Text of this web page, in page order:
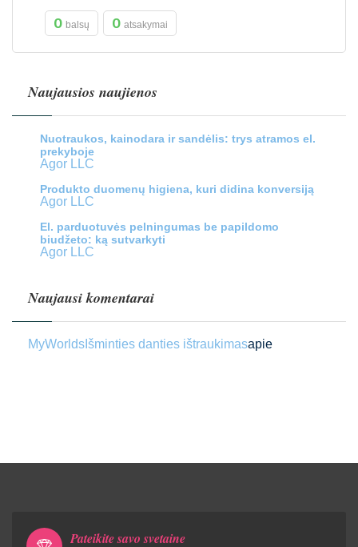
0 balsų 0 atsakymai
Naujausios naujienos
Nuotraukos, kainodara ir sandėlis: trys atramos el.
prekyboje
Agor LLC
Produkto duomenų higiena, kuri didina konversiją
Agor LLC
El. parduotuvės pelningumas be papildomo
biudžeto: ką sutvarkyti
Agor LLC
Naujausi komentarai
MyWorlds apie
Išminties danties ištraukimas
Pateikite savo svetainę